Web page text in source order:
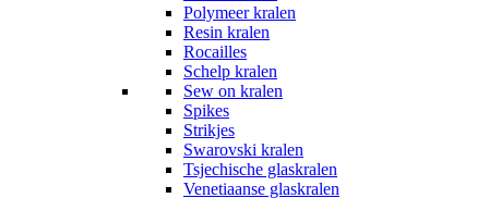
Polymeer kralen
Resin kralen
Rocailles
Schelp kralen
Sew on kralen
Spikes
Strikjes
Swarovski kralen
Tsjechische glaskralen
Venetiaanse glaskralen